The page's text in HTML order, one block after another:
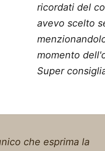
ricordati del
avevo scelto
momento
Super
che esprima la